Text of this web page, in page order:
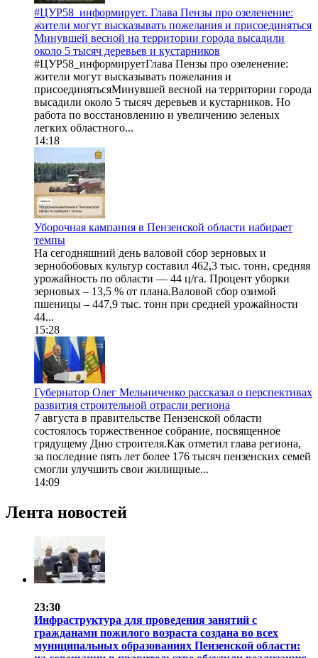
#ЦУР58_информирует. Глава Пензы про озеленение:
жители могут высказывать пожелания и присоединяться
Минувшей весной на территории города высадили
около 5 тысяч деревьев и кустарников
#ЦУР58_информируетГлава Пензы про озеленение:
жители могут высказывать пожелания и
присоединятьсяМинувшей весной на территории города
высадили около 5 тысяч деревьев и кустарников. Но
работа по восстановлению и увеличению зеленых
легких областного...
14:18
Уборочная кампания в Пензенской области набирает
темпы
На сегодняшний день валовой сбор зерновых и
зернобобовых культур составил 462,3 тыс. тонн, средняя
урожайность по области — 44 ц/га. Процент уборки
зерновых – 13,5 % от плана.Валовой сбор озимой
пшеницы – 447,9 тыс. тонн при средней урожайности
44...
15:28
Губернатор Олег Мельниченко рассказал о перспективах
развития строительной отрасли региона
7 августа в правительстве Пензенской области
состоялось торжественное собрание, посвященное
грядущему Дню строителя.Как отметил глава региона,
за последние пять лет более 176 тысяч пензенских семей
смогли улучшить свои жилищные...
14:09
Лента новостей
23:30
Инфраструктура для проведения занятий с
гражданами пожилого возраста создана во всех
муниципальных образованиях Пензенской области: